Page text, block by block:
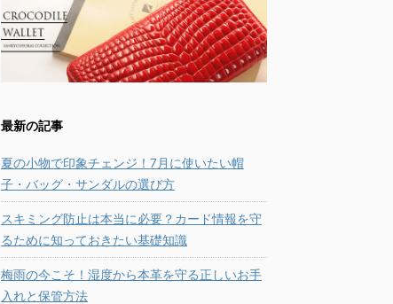
最新の記事
夏の小物で印象チェンジ！7月に使いたい帽
子・バッグ・サンダルの選び方
スキミング防止は本当に必要？カード情報を守
るために知っておきたい基礎知識
梅雨の今こそ！湿度から本革を守る正しいお手
入れと保管方法